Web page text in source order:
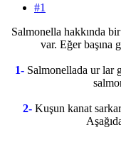
#1
Salmonella hakkında
var. Eğer başına
1- Salmonellada ur lar
2- Kuşun kanat